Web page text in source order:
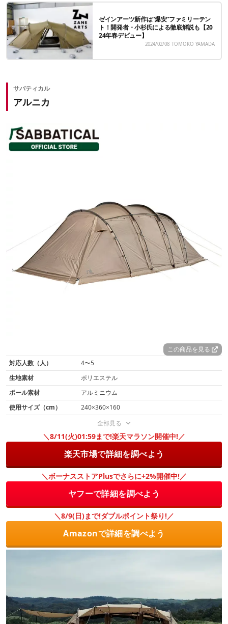
ゼインアーツ新作は“爆安”ファミリーテン
ト！開発者・小杉氏による徹底解説も【20
24年春デビュー】
2024/02/08 TOMOKO YAMADA
サバティカル
アルニカ
この商品を見る
対応人数（人）
4〜5
生地素材
ポリエステル
ポール素材
アルミニウム
使用サイズ（cm）
240×360×160
全部見る
＼8/11(火)01:59まで!楽天マラソン開催中!／
楽天市場で詳細を調べよう
＼ボーナスストアPlusでさらに+2%開催中!／
ヤフーで詳細を調べよう
＼8/9(日)まで!ダブルポイント祭り!／
Amazonで詳細を調べよう